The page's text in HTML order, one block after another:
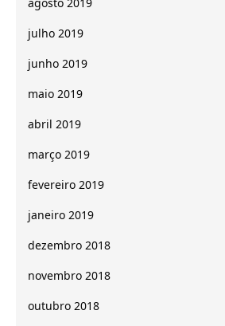
agosto 2019
julho 2019
junho 2019
maio 2019
abril 2019
março 2019
fevereiro 2019
janeiro 2019
dezembro 2018
novembro 2018
outubro 2018